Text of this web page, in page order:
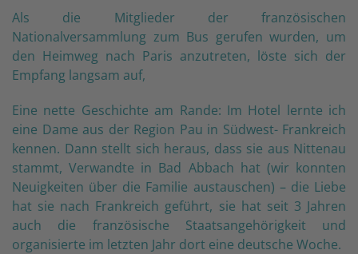
Als die Mitglieder der französischen
Nationalversammlung zum Bus gerufen wurden, um
den Heimweg nach Paris anzutreten, löste sich der
Empfang langsam auf,
Eine nette Geschichte am Rande: Im Hotel lernte ich
eine Dame aus der Region Pau in Südwest- Frankreich
kennen. Dann stellt sich heraus, dass sie aus Nittenau
stammt, Verwandte in Bad Abbach hat (wir konnten
Neuigkeiten über die Familie austauschen) – die Liebe
hat sie nach Frankreich geführt, sie hat seit 3 Jahren
auch die französische Staatsangehörigkeit und
organisierte im letzten Jahr dort eine deutsche Woche.